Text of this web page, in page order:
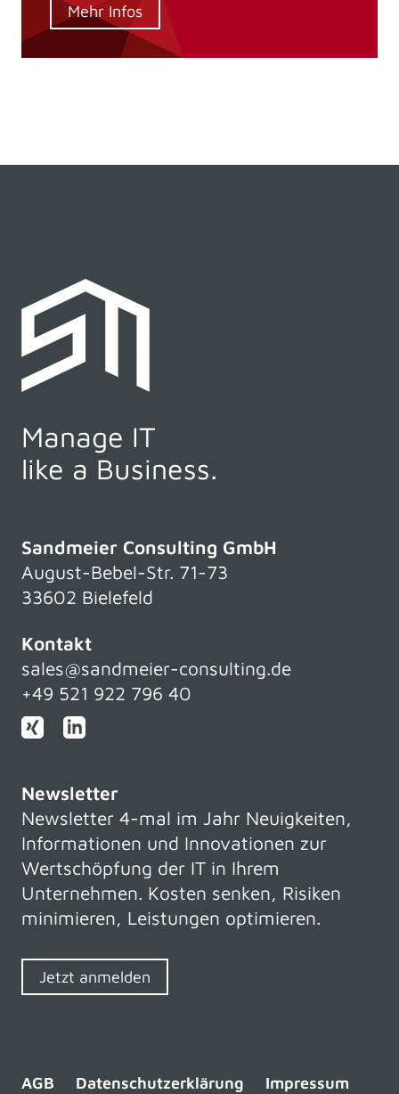
Mehr Infos
Manage IT
like a Business.
Sandmeier Consulting GmbH
August-Bebel-Str. 71-73
33602 Bielefeld
Kontakt
sales@sandmeier-consulting.de
+49 521 922 796 40
Newsletter
Newsletter 4-mal im Jahr Neuigkeiten,
Informationen und Innovationen zur
Wertschöpfung der IT in Ihrem
Unternehmen. Kosten senken, Risiken
minimieren, Leistungen optimieren.
Jetzt anmelden
AGB Datenschutzerklärung
Impressum